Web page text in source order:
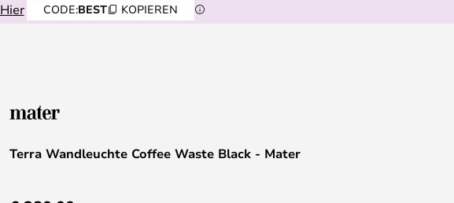
Hier CODE:BEST KOPIEREN
Terra Wandleuchte Coffee Waste Black - Mater